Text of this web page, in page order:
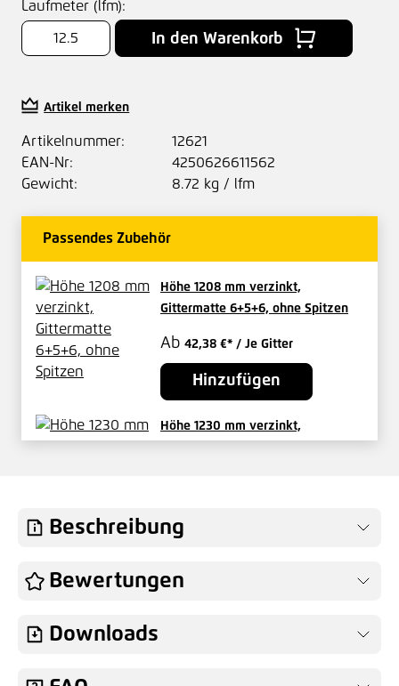
Laufmeter (lfm):
In den Warenkorb
Artikel merken
Artikelnummer:
12621
EAN-Nr:
4250626611562
Gewicht:
8.72 kg / lfm
Passendes Zubehör
Höhe 1208 mm verzinkt,
Gittermatte 6+5+6, ohne Spitzen
Ab 42,38 €* / Je Gitter
Hinzufügen
Höhe 1230 mm verzinkt,
Eckpfosten 60x60 mm - MS
Beschreibung
Bewertungen
Downloads